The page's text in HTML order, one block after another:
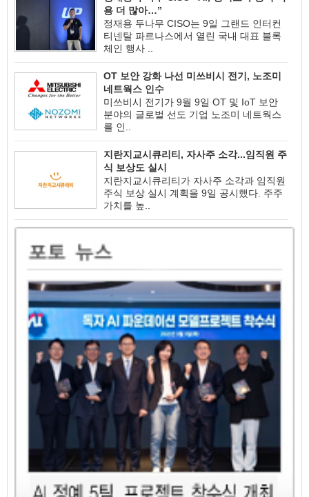
용 더 많아…”
정재용 두나무 CISO는 9일 그랜드 인터컨
티넨탈 파르나스에서 열린 국내 대표 블록
체인 행사 ..
OT 보안 강화 나선 미쓰비시 전기, 노조미
네트웍스 인수
미쓰비시 전기가 9월 9일 OT 및 IoT 보안
분야의 글로벌 선도 기업 노조미 네트웍스
를 인..
지란지교시큐리티, 자사주 소각...임직원 주
식 보상도 실시
지란지교시큐리티가 자사주 소각과 임직원
주식 보상 실시 계획을 9일 공시했다. 주주
가치를 높..